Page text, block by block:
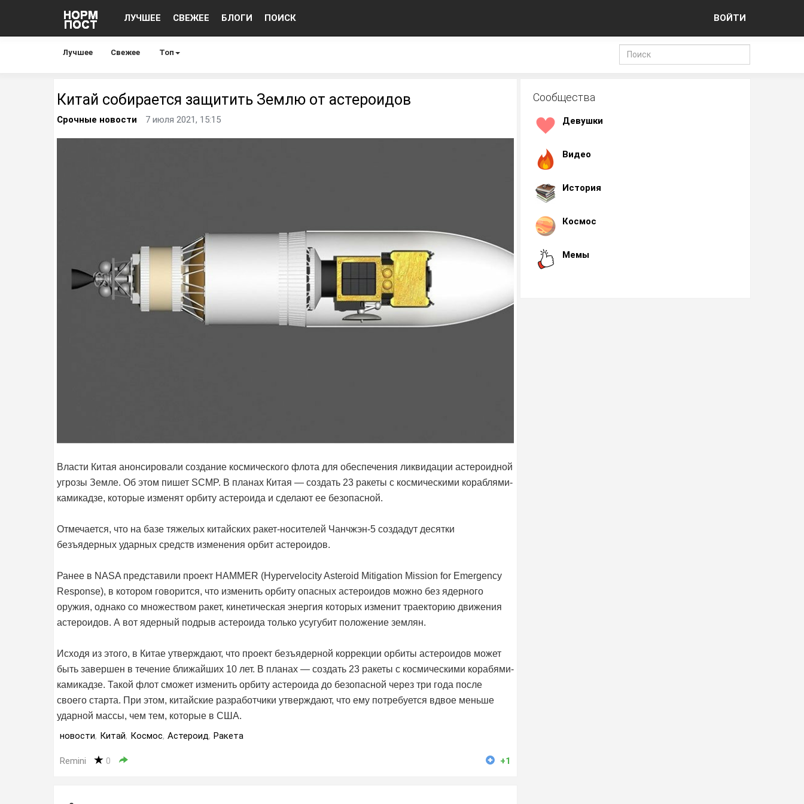
ЛУЧШЕЕ СВЕЖЕЕ БЛОГИ ПОИСК ВОЙТИ
Лучшее Свежее Топ
Китай собирается защитить Землю от астероидов
Срочные новости 7 июля 2021, 15:15
Власти Китая анонсировали создание космического флота для обеспечения ликвидации астероидной
угрозы Земле. Об этом пишет SCMP. В планах Китая — создать 23 ракеты с космическими кораблями-
камикадзе, которые изменят орбиту астероида и сделают ее безопасной.
Отмечается, что на базе тяжелых китайских ракет-носителей Чанчжэн-5 создадут десятки
безъядерных ударных средств изменения орбит астероидов.
Ранее в NASA представили проект HAMMER (Hypervelocity Asteroid Mitigation Mission for Emergency
Response), в котором говорится, что изменить орбиту опасных астероидов можно без ядерного
оружия, однако со множеством ракет, кинетическая энергия которых изменит траекторию движения
астероидов. А вот ядерный подрыв астероида только усугубит положение землян.
Исходя из этого, в Китае утверждают, что проект безъядерной коррекции орбиты астероидов может
быть завершен в течение ближайших 10 лет. В планах — создать 23 ракеты с космическими корабями-
камикадзе. Такой флот сможет изменить орбиту астероида до безопасной через три года после
своего старта. При этом, китайские разработчики утверждают, что ему потребуется вдвое меньше
ударной массы, чем тем, которые в США.
новости, Китай, Космос, Астероид, Ракета
Remini 0 +1
Сообщества
Девушки
Видео
История
Космос
Мемы